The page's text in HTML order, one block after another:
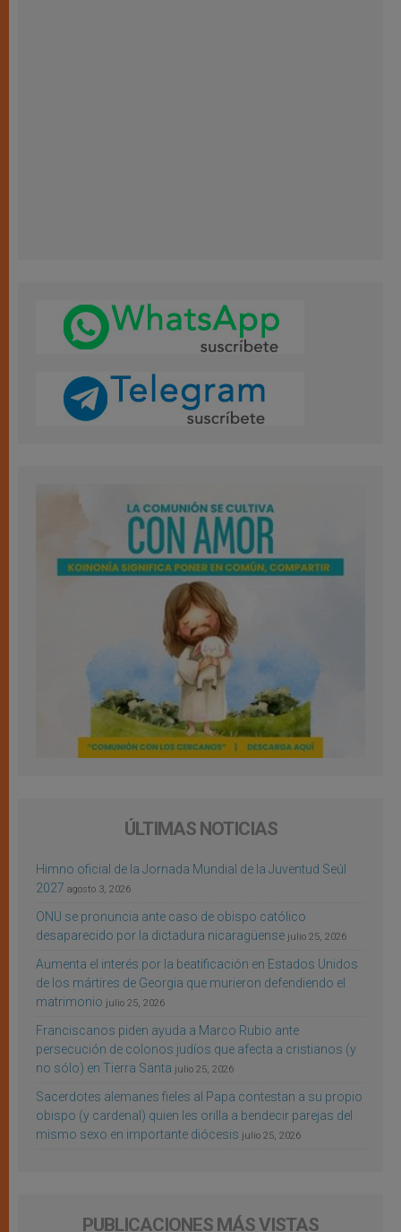
ÚLTIMAS NOTICIAS
Himno oficial de la Jornada Mundial de la Juventud Seúl
2027 agosto 3, 2026
ONU se pronuncia ante caso de obispo católico
desaparecido por la dictadura nicaragüense julio 25, 2026
Aumenta el interés por la beatificación en Estados Unidos
de los mártires de Georgia que murieron defendiendo el
matrimonio julio 25, 2026
Franciscanos piden ayuda a Marco Rubio ante
persecución de colonos judíos que afecta a cristianos (y
no sólo) en Tierra Santa julio 25, 2026
Sacerdotes alemanes fieles al Papa contestan a su propio
obispo (y cardenal) quien les orilla a bendecir parejas del
mismo sexo en importante diócesis julio 25, 2026
PUBLICACIONES MÁS VISTAS